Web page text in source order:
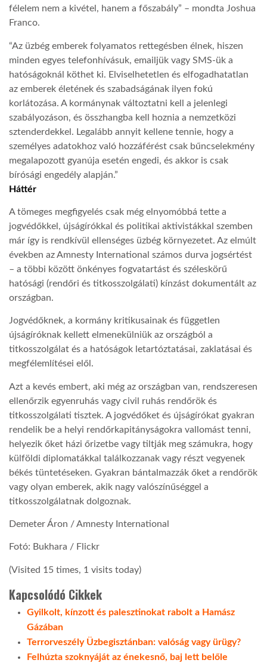
félelem nem a kivétel, hanem a főszabály” – mondta Joshua
Franco.
“Az üzbég emberek folyamatos rettegésben élnek, hiszen
minden egyes telefonhívásuk, emailjük vagy SMS-ük a
hatóságoknál köthet ki. Elviselhetetlen és elfogadhatatlan
az emberek életének és szabadságának ilyen fokú
korlátozása. A kormánynak változtatni kell a jelenlegi
szabályozáson, és összhangba kell hoznia a nemzetközi
sztenderdekkel. Legalább annyit kellene tennie, hogy a
személyes adatokhoz való hozzáférést csak bűncselekmény
megalapozott gyanúja esetén engedi, és akkor is csak
bírósági engedély alapján.”
Háttér
A tömeges megfigyelés csak még elnyomóbbá tette a
jogvédőkkel, újságírókkal és politikai aktivistákkal szemben
már így is rendkívül ellenséges üzbég környezetet. Az elmúlt
években az Amnesty International számos durva jogsértést
– a többi között önkényes fogvatartást és széleskörű
hatósági (rendőri és titkosszolgálati) kínzást dokumentált az
országban.
Jogvédőknek, a kormány kritikusainak és független
újságíróknak kellett elmenekülniük az országból a
titkosszolgálat és a hatóságok letartóztatásai, zaklatásai és
megfélemlítései elől.
Azt a kevés embert, aki még az országban van, rendszeresen
ellenőrzik egyenruhás vagy civil ruhás rendőrök és
titkosszolgálati tisztek. A jogvédőket és újságírókat gyakran
rendelik be a helyi rendőrkapitányságokra vallomást tenni,
helyezik őket házi őrizetbe vagy tiltják meg számukra, hogy
külföldi diplomatákkal találkozzanak vagy részt vegyenek
békés tüntetéseken. Gyakran bántalmazzák őket a rendőrök
vagy olyan emberek, akik nagy valószínűséggel a
titkosszolgálatnak dolgoznak.
Demeter Áron / Amnesty International
Fotó: Bukhara / Flickr
(Visited 15 times, 1 visits today)
Kapcsolódó Cikkek
Gyilkolt, kínzott és palesztinokat rabolt a Hamász
Gázában
Terrorveszély Üzbegisztánban: valóság vagy ürügy?
Felhúzta szoknyáját az énekesnő, baj lett belőle